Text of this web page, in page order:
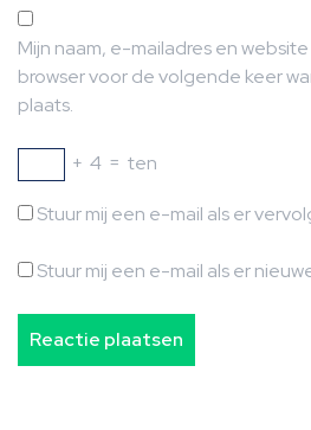
Mijn naam, e-mailadres en
browser voor de volgende keer
plaats.
+ 4 = ten
Stuur mij een e-mail als er
Stuur mij een e-mail als er